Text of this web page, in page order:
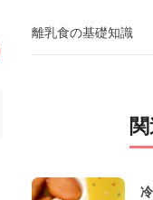
離乳食の基礎知識